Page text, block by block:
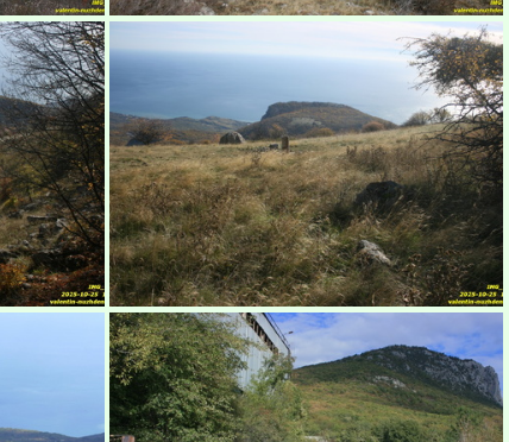
Бабуган-яйла, Крым
Бабуган-яйла, Крым